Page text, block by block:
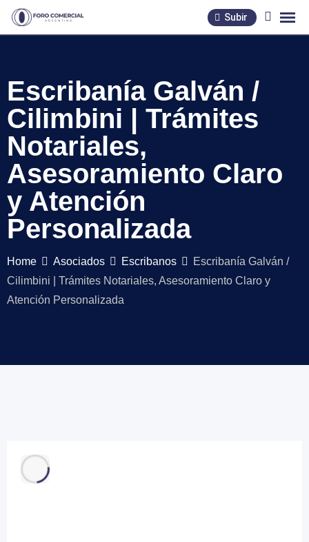
Skip
Subir
Escribanía Galván /
Cilimbini | Trámites
Notariales,
Asesoramiento Claro
y Atención
Personalizada
Home Asociados Escribanos
Escribanía Galván /
Cilimbini | Trámites Notariales, Asesoramiento Claro y
Atención Personalizada